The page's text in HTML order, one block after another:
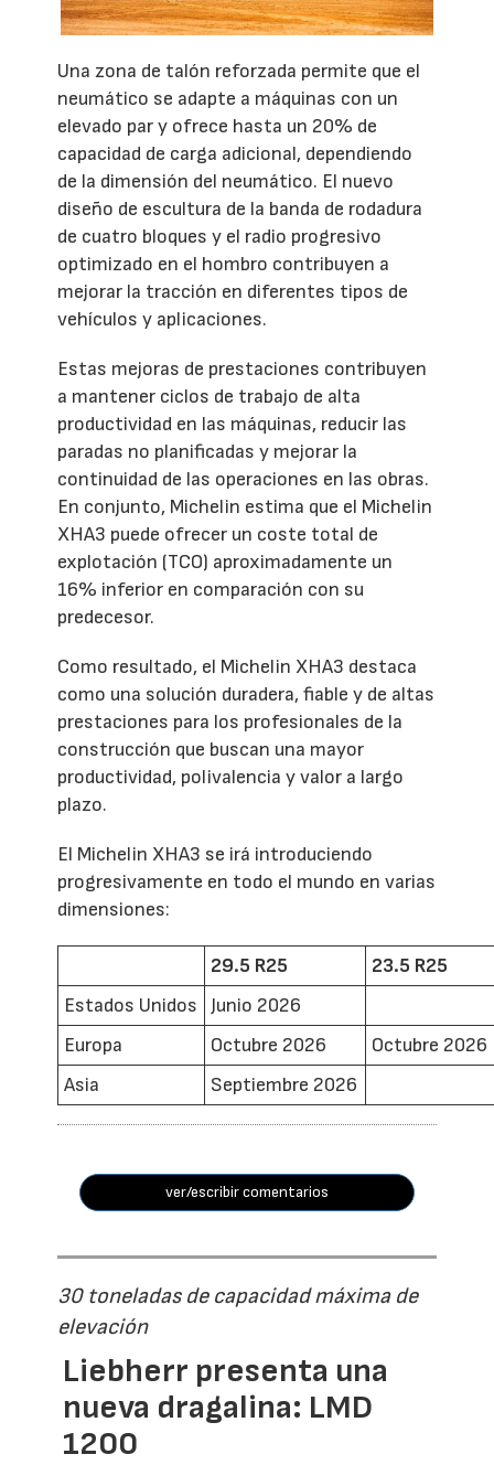
Una zona de talón reforzada permite que el
neumático se adapte a máquinas con un
elevado par y ofrece hasta un 20% de
capacidad de carga adicional, dependiendo
de la dimensión del neumático. El nuevo
diseño de escultura de la banda de rodadura
de cuatro bloques y el radio progresivo
optimizado en el hombro contribuyen a
mejorar la tracción en diferentes tipos de
vehículos y aplicaciones.
Estas mejoras de prestaciones contribuyen
a mantener ciclos de trabajo de alta
productividad en las máquinas, reducir las
paradas no planificadas y mejorar la
continuidad de las operaciones en las obras.
En conjunto, Michelin estima que el Michelin
XHA3 puede ofrecer un coste total de
explotación (TCO) aproximadamente un
16% inferior en comparación con su
predecesor.
Como resultado, el Michelin XHA3 destaca
como una solución duradera, fiable y de altas
prestaciones para los profesionales de la
construcción que buscan una mayor
productividad, polivalencia y valor a largo
plazo.
El Michelin XHA3 se irá introduciendo
progresivamente en todo el mundo en varias
dimensiones:
29.5 R25
23.5 R25
Estados Unidos
Junio 2026
Europa
Octubre 2026
Octubre 2026
Asia
Septiembre 2026
ver/escribir comentarios
30 toneladas de capacidad máxima de
elevación
Liebherr presenta una
nueva dragalina: LMD
1200